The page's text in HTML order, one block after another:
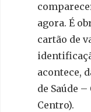
agora. É
cartão de
acontece,
de Saúde –
Centro).